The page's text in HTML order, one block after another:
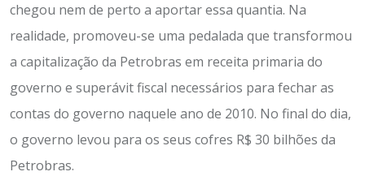
chegou nem de perto a aportar essa quantia. Na
realidade, promoveu-se uma pedalada que transformou
a capitalização da Petrobras em receita primaria do
governo e superávit fiscal necessários para fechar as
contas do governo naquele ano de 2010. No final do dia,
o governo levou para os seus cofres R$ 30 bilhões da
Petrobras.